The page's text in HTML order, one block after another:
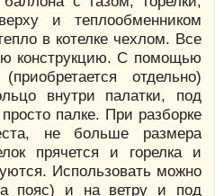
и теплообменником
в котелке чехлом. Все
конструкцию. С помощью
отдельно)
внутри палатки, под
палке. При разборке
не больше размера
прячется и горелка и
Использовать можно
пояс) и на ветру и под